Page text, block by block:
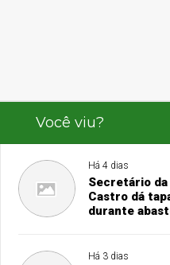
Você viu?
Há 4 dias
Secretário
Castro dá
durante
Há 3 dias